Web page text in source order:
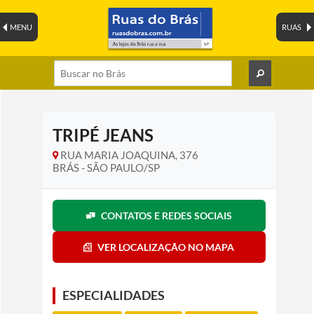
RUAS
MENU
TRIPÉ JEANS
RUA MARIA JOAQUINA, 376
BRÁS - SÃO PAULO/SP
CONTATOS E REDES SOCIAIS
VER LOCALIZAÇÃO NO MAPA
ESPECIALIDADES